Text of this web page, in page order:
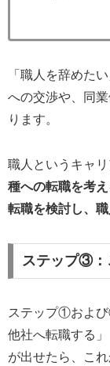
「職人を辞めた
への交渉や、同
ります。
職人というキャ
種への転職を考
転職を検討し、
ステップ③：
ステップ①およ
他社へ転職する
が出せたら、こ